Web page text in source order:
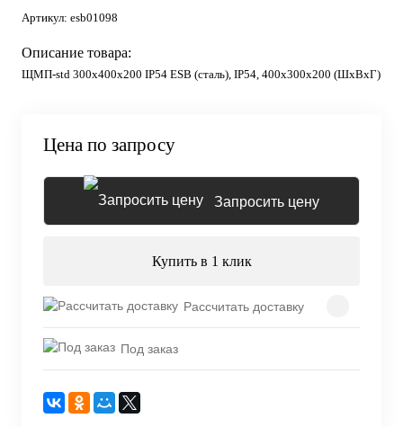
Артикул: esb01098
Описание товара:
ЩМП-std 300х400х200 IP54 ESB (сталь), IP54, 400х300х200 (ШхВхГ)
Цена по запросу
Запросить цену
Купить в 1 клик
Рассчитать доставку
Под заказ